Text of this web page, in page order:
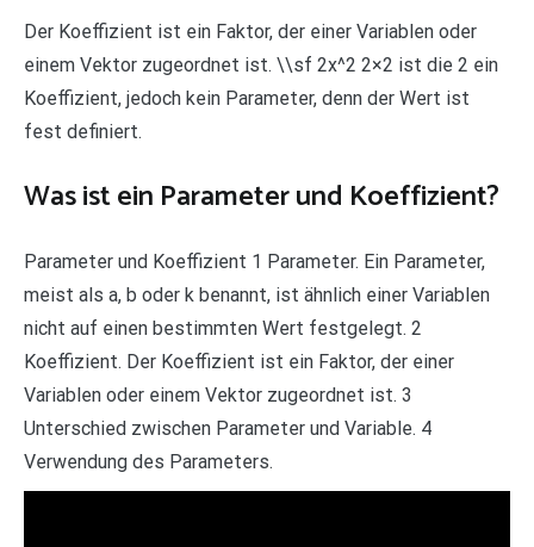
Der Koeffizient ist ein Faktor, der einer Variablen oder
einem Vektor zugeordnet ist. \\sf 2x^2 2×2 ist die 2 ein
Koeffizient, jedoch kein Parameter, denn der Wert ist
fest definiert.
Was ist ein Parameter und Koeffizient?
Parameter und Koeffizient 1 Parameter. Ein Parameter,
meist als a, b oder k benannt, ist ähnlich einer Variablen
nicht auf einen bestimmten Wert festgelegt. 2
Koeffizient. Der Koeffizient ist ein Faktor, der einer
Variablen oder einem Vektor zugeordnet ist. 3
Unterschied zwischen Parameter und Variable. 4
Verwendung des Parameters.